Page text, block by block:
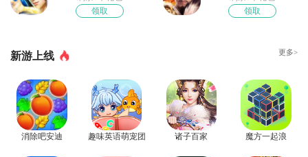
领取
领取
新游上线 更多>
消除吧安迪 趣味英语萌宠团 诸子百家 魔方一起浪